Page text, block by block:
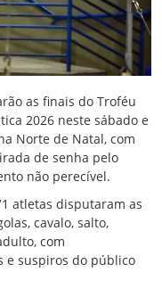
as finais do Troféu
2026 neste sábado e
Norte de Natal, com
de senha pelo
não perecível.
atletas disputaram as
cavalo, salto,
com
e suspiros do público